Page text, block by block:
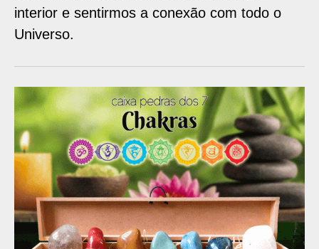
interior e sentirmos a conexão com todo o
Universo.